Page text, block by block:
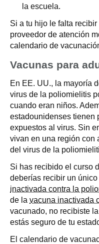
la escuela.
Si a tu hijo le falta
proveedor de atención
calendario de
Vacunas para
En EE. UU., la mayoría
virus de la poliomielitis
cuando eran niños.
estadounidenses tienen
expuestos al virus. Sin
vivan en una región con
del virus de la
Si has recibido el curso
deberías recibir un
inactivada contra la
de la vacuna inactivada
vacunado, no recibiste
estás seguro de tu
El calendario de